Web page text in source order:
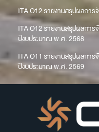
ITA O12 รายงานสรุปผลกา
ITA O12 รายงานสรุปผลการ
ปีงบประมาณ พ.ศ. 2568
ITA O11 รายงานสรุปผลการ
ปีงบประมาณ พ.ศ. 2569